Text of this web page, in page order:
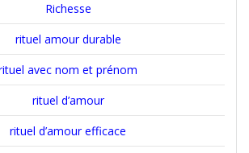
Richesse
rituel amour durable
avec nom et prénom
rituel d’amour
rituel d’amour efficace